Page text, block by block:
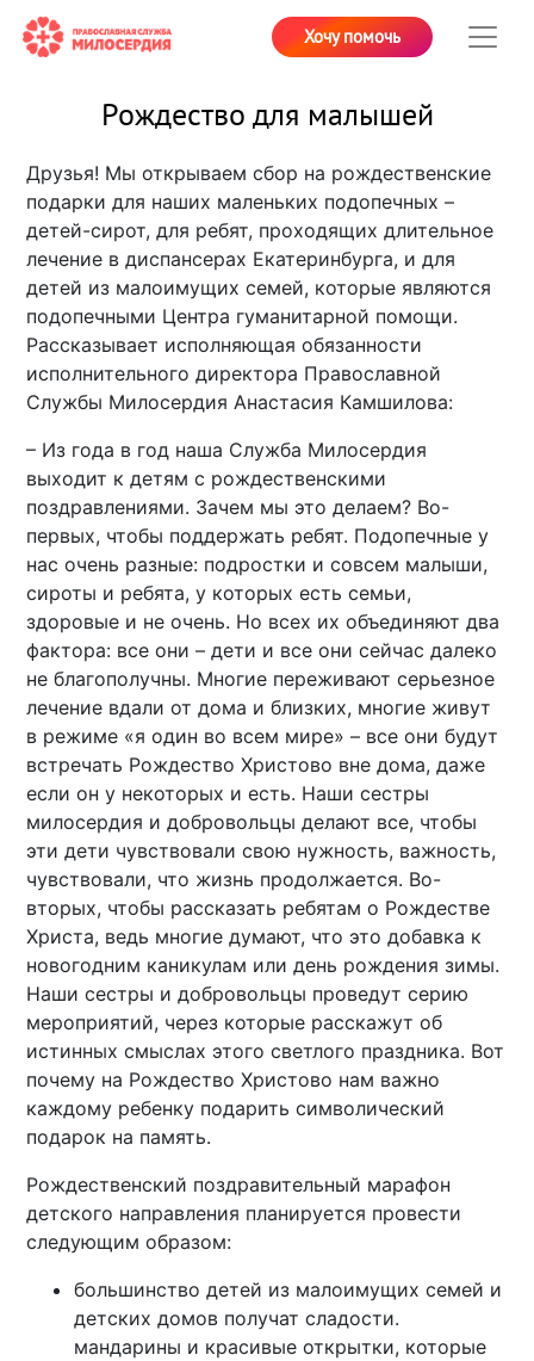
Хочу помочь
Рождество для малышей
Друзья! Мы открываем сбор на рождественские
подарки для наших маленьких подопечных –
детей-сирот, для ребят, проходящих длительное
лечение в диспансерах Екатеринбурга, и для
детей из малоимущих семей, которые являются
подопечными Центра гуманитарной помощи.
Рассказывает исполняющая обязанности
исполнительного директора Православной
Службы Милосердия Анастасия Камшилова:
– Из года в год наша Служба Милосердия
выходит к детям с рождественскими
поздравлениями. Зачем мы это делаем? Во-
первых, чтобы поддержать ребят. Подопечные у
нас очень разные: подростки и совсем малыши,
сироты и ребята, у которых есть семьи,
здоровые и не очень. Но всех их объединяют два
фактора: все они – дети и все они сейчас далеко
не благополучны. Многие переживают серьезное
лечение вдали от дома и близких, многие живут
в режиме «я один во всем мире» – все они будут
встречать Рождество Христово вне дома, даже
если он у некоторых и есть. Наши сестры
милосердия и добровольцы делают все, чтобы
эти дети чувствовали свою нужность, важность,
чувствовали, что жизнь продолжается. Во-
вторых, чтобы рассказать ребятам о Рождестве
Христа, ведь многие думают, что это добавка к
новогодним каникулам или день рождения зимы.
Наши сестры и добровольцы проведут серию
мероприятий, через которые расскажут об
истинных смыслах этого светлого праздника. Вот
почему на Рождество Христово нам важно
каждому ребенку подарить символический
подарок на память.
Рождественский поздравительный марафон
детского направления планируется провести
следующим образом:
большинство детей из малоимущих семей и
детских домов получат сладости.
мандарины и красивые открытки, которые